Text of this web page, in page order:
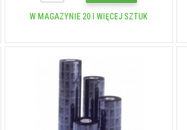
W MAGAZYNIE 20 I WIĘCEJ SZTUK